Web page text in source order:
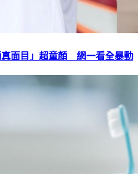
面目」超童顏 網一看全暴動